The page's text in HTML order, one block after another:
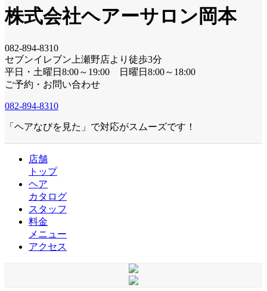
株式会社ヘアーサロン岡本
082-894-8310
セブンイレブン上瀬野店より徒歩3分
平日・土曜日8:00～19:00 日曜日8:00～18:00
ご予約・お問い合わせ
082-894-8310
「ヘアなびを見た」で対応がスムーズです！
店舗
トップ
ヘア
カタログ
スタッフ
料金
メニュー
アクセス